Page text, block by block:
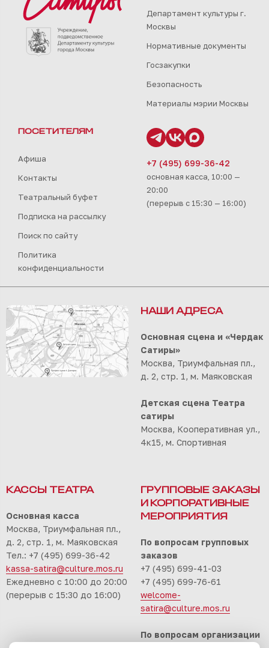
Департамент культуры г.
Москвы
Нормативные документы
Госзакупки
Безопасность
Материалы мэрии Москвы
ПОСЕТИТЕЛЯМ
Афиша
Контакты
Театральный буфет
Подписка на рассылку
Поиск по сайту
Политика
конфиденциальности
+7 (495) 699-36-42
основная касса, 10:00 —
20:00
(перерыв с 15:30 — 16:00)
НАШИ АДРЕСА
Основная сцена и «Чердак
Сатиры»
Москва, Триумфальная пл.,
д. 2, стр. 1, м. Маяковская
Детская сцена Театра
сатиры
Москва, Кооперативная ул.,
4к15, м. Спортивная
КАССЫ ТЕАТРА
Основная касса
Москва, Триумфальная пл.,
д. 2, стр. 1, м. Маяковская
Тел.: +7 (495) 699-36-42
kassa-satira@culture.mos.ru
Ежедневно с 10:00 до 20:00
(перерыв с 15:30 до 16:00)
ГРУППОВЫЕ ЗАКАЗЫ
И КОРПОРАТИВНЫЕ
МЕРОПРИЯТИЯ
По вопросам групповых
заказов
+7 (495) 699-41-03
+7 (495) 699-76-61
welcome-
satira@culture.mos.ru
По вопросам организации